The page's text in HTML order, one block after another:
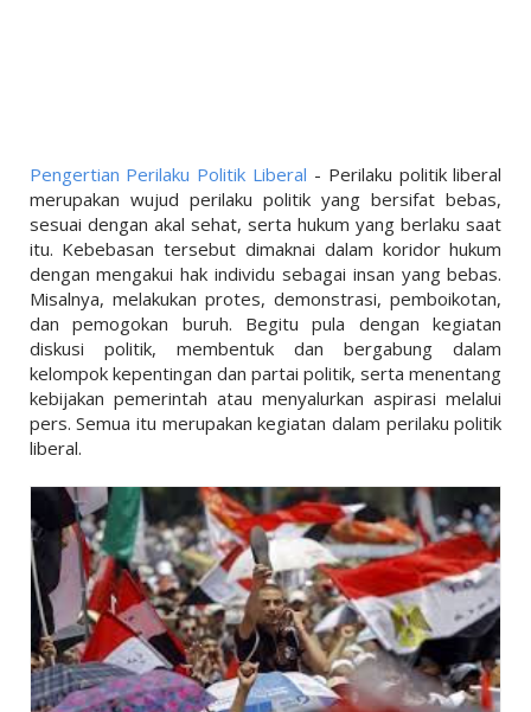
TEKNOLOGI
EKONOMI
OLAHRAGA
SOSIAL
ISLAM
Pengertian Perilaku Politik Liberal - Perilaku politik liberal
merupakan wujud perilaku politik yang bersifat bebas,
sesuai dengan akal sehat, serta hukum yang berlaku saat
itu. Kebebasan tersebut dimaknai dalam koridor hukum
dengan mengakui hak individu sebagai insan yang bebas.
Misalnya, melakukan protes, demonstrasi, pemboikotan,
dan pemogokan buruh. Begitu pula dengan kegiatan
diskusi politik, membentuk dan bergabung dalam
kelompok kepentingan dan partai politik, serta menentang
kebijakan pemerintah atau menyalurkan aspirasi melalui
pers. Semua itu merupakan kegiatan dalam perilaku politik
liberal.